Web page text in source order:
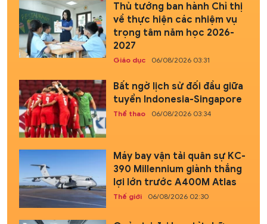
Thủ tướng ban hành Chỉ thị
về thực hiện các nhiệm vụ
trọng tâm năm học 2026-
2027
Giáo dục 06/08/2026 03:31
Bất ngờ lịch sử đối đầu giữa
tuyển Indonesia-Singapore
Thể thao 06/08/2026 03:34
Máy bay vận tải quân sự KC-
390 Millennium giành thắng
lợi lớn trước A400M Atlas
Thế giới 06/08/2026 02:30